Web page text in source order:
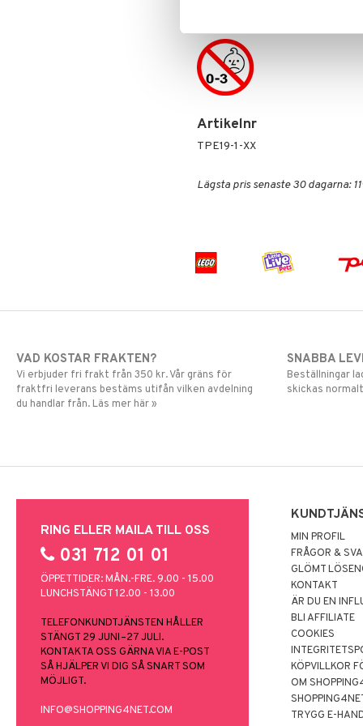
Artikelnr
TPE19-1-XX
Lägsta pris senaste 30 dagarna:
VAD KOSTAR FRAKTEN?
Vi erbjuder fri frakt från 350 kr. Vår gräns för
fraktfri leverans bestäms utifån vilken avdelning
du handlar från. Läs mer här »
SNABBA
Beställningar
skickas
RING ELLER MAILA TILL OSS
031 712 01 01
ÖPPETTIDER: MÅN.-FRE. 9.00 - 15.00
LUNCHSTÄNGT 12.00 - 13.00
TELEFONKUNDTJÄNSTEN HÅLLER
STÄNGT 29 JUNI–27 JULI.
KONTAKTA OSS GÄRNA VIA E-POST
SÅ HJÄLPER VI DIG SÅ SNART SOM
MÖJLIGT.
INFO@SHOPPING4NET.COM
MIN PROFIL
FRÅGOR &
GLÖMT
KONTAKT
ÄR DU EN
BLI AFFILIATE
COOKIES
KÖPVILLKOR
OM
TRYGG E-